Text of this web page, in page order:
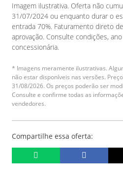
Imagem ilustrativa. Oferta não
31/07/2024 ou enquanto durar o
entrada 70%. Faturamento direto
aprovação. Consulte condições,
concessionária.
* Imagens meramente ilustrativas.
não estar disponíveis nas versões.
31/08/2026. Os preços poderão ser
Consulte e confirme todas as
vendedores.
Compartilhe essa oferta: